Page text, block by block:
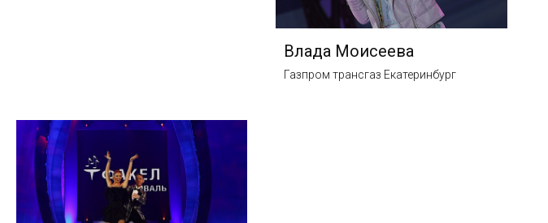
Влада Моисеева
Газпром трансгаз Екатеринбург